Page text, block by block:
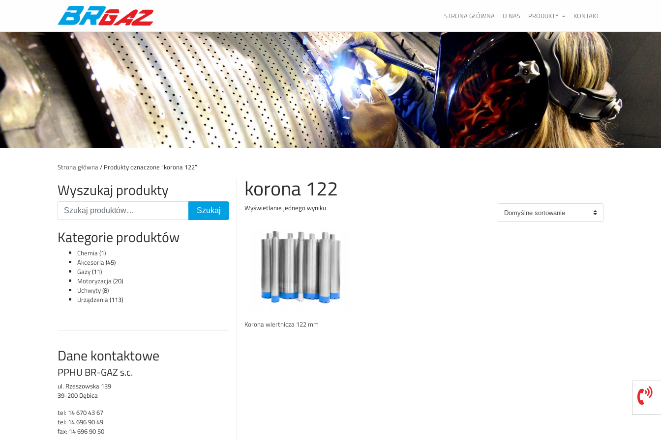
STRONA GŁÓWNA O NAS PRODUKTY KONTAKT
Strona główna/ Produkty oznaczone “korona 122”
Wyszukaj produkty
Kategorie produktów
Chemia(1)
Akcesoria(45)
Gazy(11)
Motoryzacja(20)
Uchwyty(8)
Urządzenia(113)
Dane kontaktowe
PPHU BR-GAZ s.c.
ul. Rzeszowska 139
39-200 Dębica
tel: 14 670 43 67
tel: 14 696 90 49
fax: 14 696 90 50
korona 122
Wyświetlanie jednego wyniku
Korona wiertnicza 122 mm